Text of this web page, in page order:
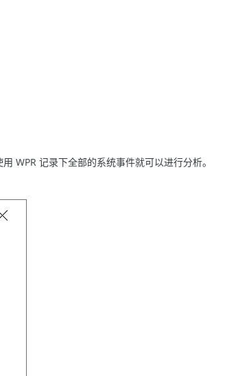
WPR 记录下全部的系统事件就可以进行分析。